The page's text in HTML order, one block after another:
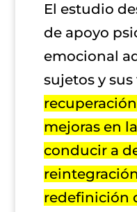
El estudio
de apoyo
emocional
sujetos y
mejoras en
conducir a
redefinición